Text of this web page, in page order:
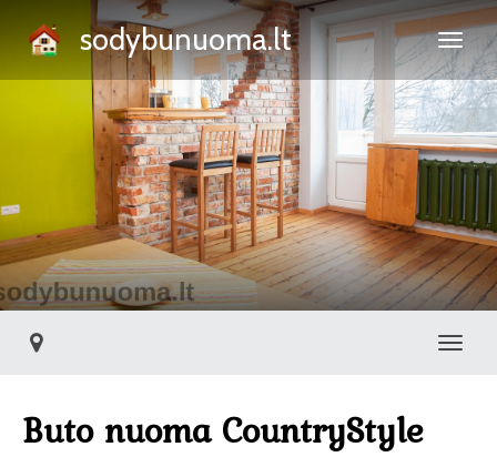
sodybunuoma.lt
Buto nuoma CountryStyle